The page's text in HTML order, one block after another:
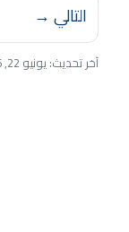
التالي →
آخر تحديث:يونيو 22, 2026